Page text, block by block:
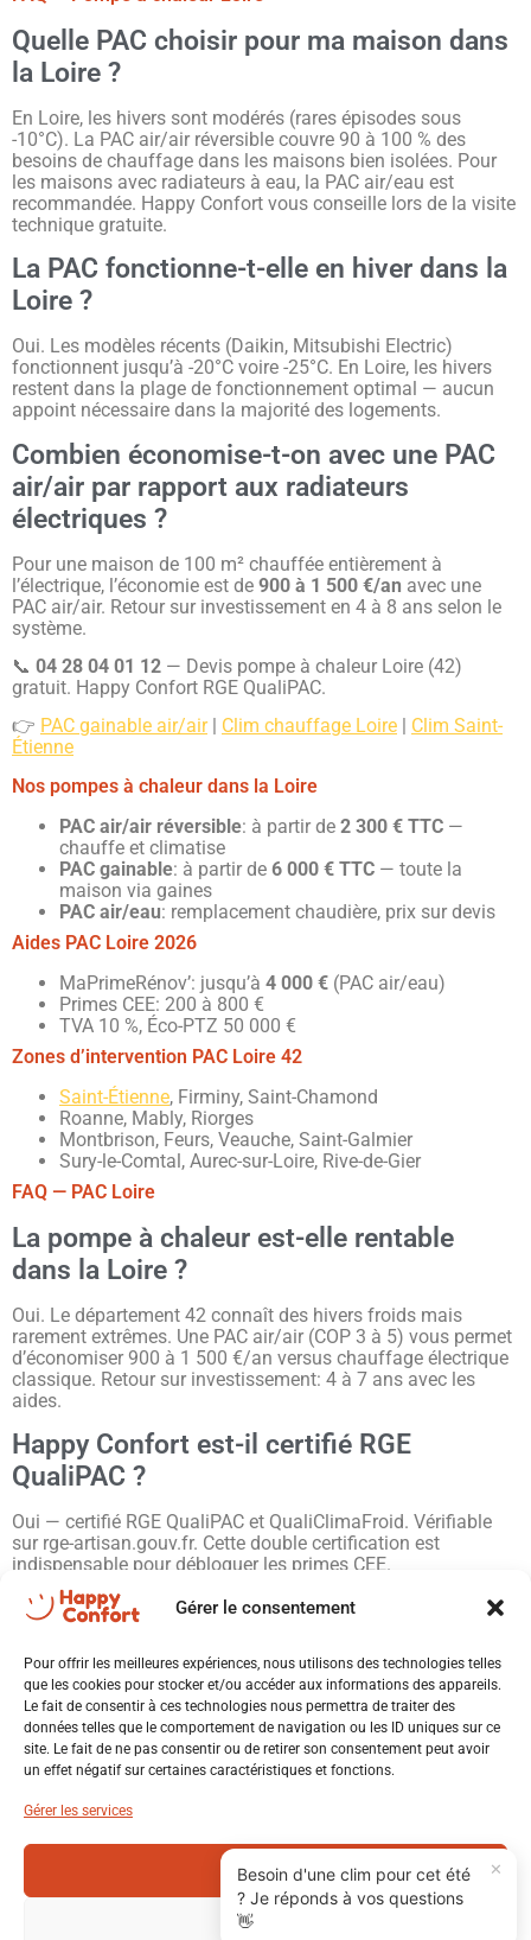
Gérer le consentement
Pour offrir les meilleures expériences, nous utilisons des technologies telles
que les cookies pour stocker et/ou accéder aux informations des appareils.
Le fait de consentir à ces technologies nous permettra de traiter des
données telles que le comportement de navigation ou les ID uniques sur ce
site. Le fait de ne pas consentir ou de retirer son consentement peut avoir
un effet négatif sur certaines caractéristiques et fonctions.
Gérer les services
Accepter
Refuser
Quelle PAC choisir pour ma maison dans
la Loire ?
En Loire, les hivers sont modérés (rares épisodes sous
-10°C). La PAC air/air réversible couvre 90 à 100 % des
besoins de chauffage dans les maisons bien isolées. Pour
les maisons avec radiateurs à eau, la PAC air/eau est
recommandée. Happy Confort vous conseille lors de la visite
technique gratuite.
La PAC fonctionne-t-elle en hiver dans la
Loire ?
Oui. Les modèles récents (Daikin, Mitsubishi Electric)
fonctionnent jusqu’à -20°C voire -25°C. En Loire, les hivers
restent dans la plage de fonctionnement optimal — aucun
appoint nécessaire dans la majorité des logements.
Combien économise-t-on avec une PAC
air/air par rapport aux radiateurs
électriques ?
Pour une maison de 100 m² chauffée entièrement à
l’électrique, l’économie est de 900 à 1 500 €/an avec une
PAC air/air. Retour sur investissement en 4 à 8 ans selon le
système.
📞 04 28 04 01 12 — Devis pompe à chaleur Loire (42)
gratuit. Happy Confort RGE QualiPAC.
👉 PAC gainable air/air| Clim chauffage Loire
Clim Saint-
Étienne
Nos pompes à chaleur dans la Loire
PAC air/air réversible: à partir de 2 300 € TTC —
chauffe et climatise
PAC gainable: à partir de 6 000 € TTC — toute la
maison via gaines
PAC air/eau: remplacement chaudière, prix sur devis
Aides PAC Loire 2026
MaPrimeRénov’: jusqu’à 4 000 € (PAC air/eau)
Primes CEE: 200 à 800 €
TVA 10 %, Éco-PTZ 50 000 €
Zones d’intervention PAC Loire 42
Saint-Étienne, Firminy, Saint-Chamond
Roanne, Mably, Riorges
Montbrison, Feurs, Veauche, Saint-Galmier
Sury-le-Comtal, Aurec-sur-Loire, Rive-de-Gier
FAQ — PAC Loire
La pompe à chaleur est-elle rentable
dans la Loire ?
Oui. Le département 42 connaît des hivers froids mais
rarement extrêmes. Une PAC air/air (COP 3 à 5) vous permet
d’économiser 900 à 1 500 €/an versus chauffage électrique
classique. Retour sur investissement: 4 à 7 ans avec les
aides.
Happy Confort est-il certifié RGE
QualiPAC ?
Oui — certifié RGE QualiPAC et QualiClimaFroid. Vérifiable
sur rge-artisan.gouv.fr. Cette double certification est
indispensable pour débloquer les primes CEE.
📞 04 28 04 01 12
— Devis PAC Loire (42) gratuit sous 24h.
Happy Confort RGE.
Pour en savoir plus sur les aides disponibles, consultez le
site officielFrance Rénov’.
Happy Confort intervient pour l’installation de pompes à
chaleur partout dans le département:Roanne,Rive-de-Gier
Aurec-sur-Loire,Saint-Paul-en-Cornillon,Unieux
✕
Besoin d'une clim pour cet été
? Je réponds à vos questions
👋
Répond en quelques secondes
X
Bonjour ! Je suis Xavier. Comment
puis-je vous aider aujourd'hui ? 😊
🔥 PAC air/eau
♨️ Poêle
🏠 Rénovation